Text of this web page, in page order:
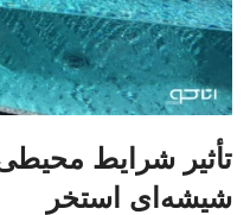
تأثیر شرایط
شیشه‌ای استخر